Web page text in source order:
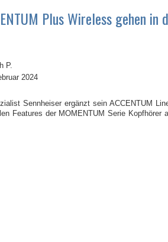
Plus Wireless gehen in
P.
2024
Sennheiser ergänzt sein ACCENTUM
Features der MOMENTUM Serie